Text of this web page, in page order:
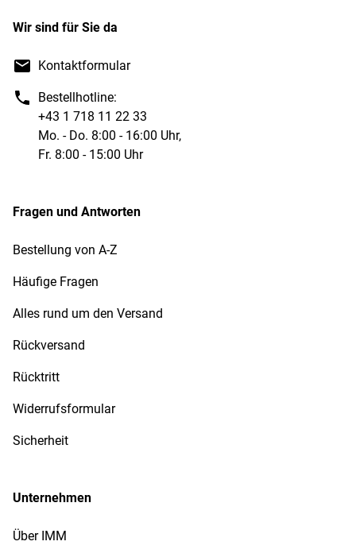
Wir sind für Sie da
Kontaktformular
Bestellhotline:
+43 1 718 11 22 33
Mo. - Do. 8:00 - 16:00 Uhr,
Fr. 8:00 - 15:00 Uhr
Fragen und Antworten
Bestellung von A-Z
Häufige Fragen
Alles rund um den Versand
Rückversand
Rücktritt
Widerrufsformular
Sicherheit
Unternehmen
Über IMM